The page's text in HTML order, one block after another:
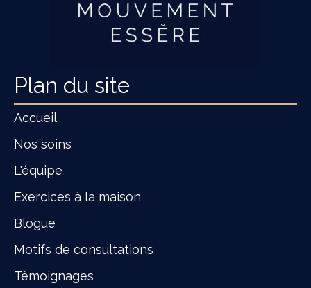
Plan du site
Accueil
Nos soins
L'équipe
Exercices à la maison
Blogue
Motifs de consultations
Témoignages